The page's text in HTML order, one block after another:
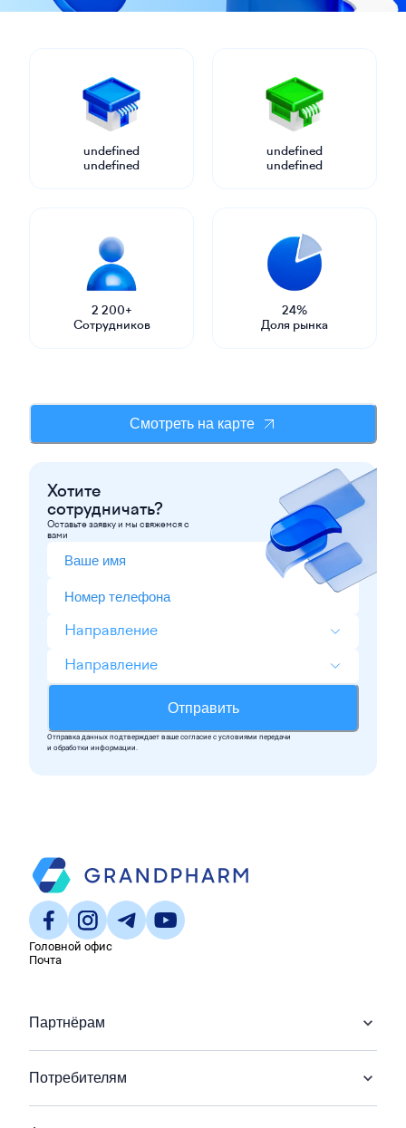
undefined
undefined
undefined
undefined
2 200+
Сотрудников
24%
Доля рынка
Смотреть на карте
Хотите
сотрудничать?
Оставьте заявку и мы свяжемся с
вами
Направление
Направление
Отправить
Отправка данных подтверждает ваше согласие c условиями передачи
и обработки информации.
Головной офис
Почта
Партнёрам
Потребителям